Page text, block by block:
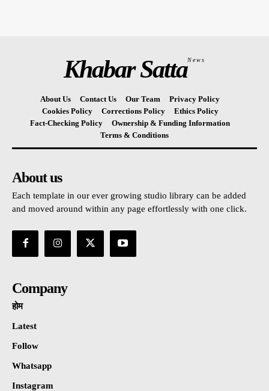
Khabar SattaNews
About Us Contact Us Our Team
Privacy Policy
Cookies Policy
Corrections Policy
Ethics Policy
Fact-Checking Policy
Ownership & Funding Information
Terms & Conditions
About us
Each template in our ever growing studio library can be added
and moved around within any page effortlessly with one click.
Company
होम
Latest
Follow
Whatsapp
Instagram